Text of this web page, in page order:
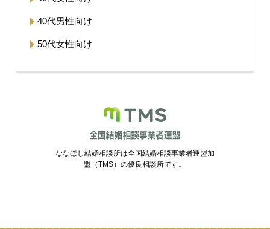
40代男性向け
50代女性向け
ななほし結婚相談所は全国結婚相談事業者連盟加
盟（TMS）の優良相談所です。